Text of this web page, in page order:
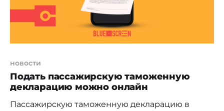
новости
Подать пассажирскую таможенную
декларацию можно онлайн
Пассажирскую таможенную декларацию в